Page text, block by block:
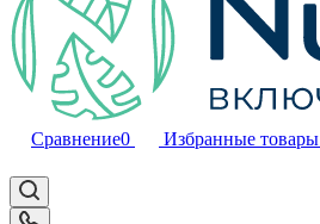
Сравнение0 Избранные товары